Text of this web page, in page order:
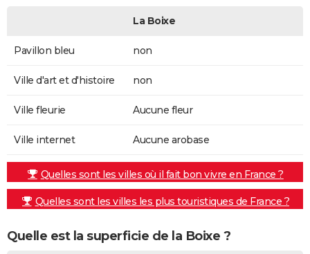
La Boixe
Pavillon bleu non
Ville d'art et d'histoire non
Ville fleurie Aucune fleur
Ville internet Aucune arobase
Quelles sont les villes où il fait bon vivre en France ?
Quelles sont les villes les plus touristiques de France ?
Quelle est la superficie de la Boixe ?